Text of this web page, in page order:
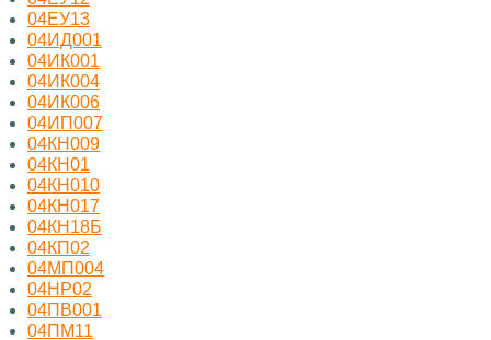
04ЕУ13
04ИД001
04ИК001
04ИК004
04ИК006
04ИП007
04КН009
04КН01
04КН010
04КН017
04КН18Б
04КП02
04МП004
04НР02
04ПВ001
04ПМ11